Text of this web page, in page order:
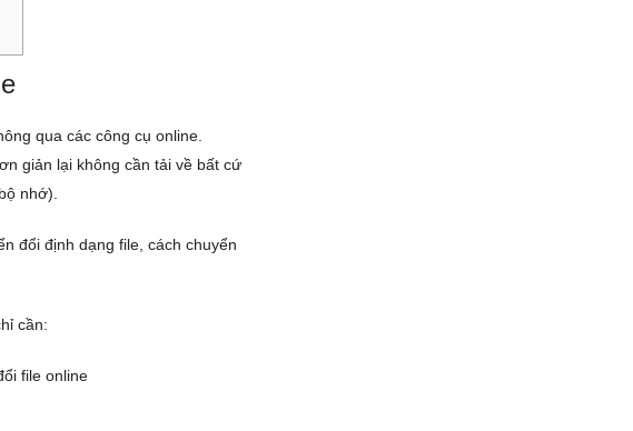
qua các công cụ online.
giản lại không cần tải về bất cứ
nhớ).
đổi định dạng file, cách chuyển
cần:
file online